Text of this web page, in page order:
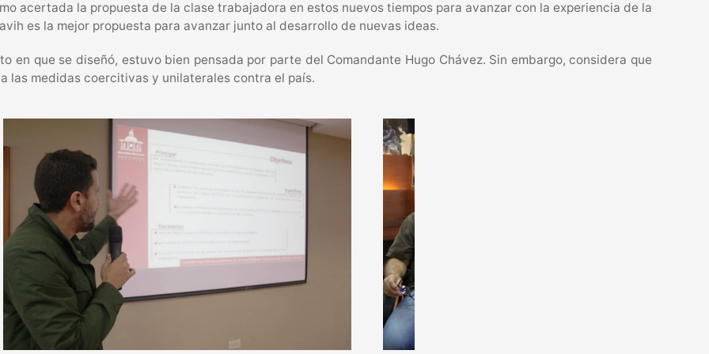
acertada la propuesta de la clase trabajadora en estos nuevos tiempos para avanzar con la experiencia de la
es la mejor propuesta para avanzar junto al desarrollo de nuevas ideas.
en que se diseñó, estuvo bien pensada por parte del Comandante Hugo Chávez. Sin embargo, considera que
las medidas coercitivas y unilaterales contra el país.